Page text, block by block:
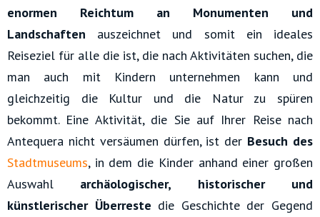
enormen Reichtum an Monumenten und
Landschaften auszeichnet und somit ein ideales
Reiseziel für alle die ist, die nach Aktivitäten suchen, die
man auch mit Kindern unternehmen kann und
gleichzeitig die Kultur und die Natur zu spüren
bekommt. Eine Aktivität, die Sie auf Ihrer Reise nach
Antequera nicht versäumen dürfen, ist der Besuch des
Stadtmuseums, in dem die Kinder anhand einer großen
Auswahl archäologischer, historischer und
künstlerischer Überreste die Geschichte der Gegend